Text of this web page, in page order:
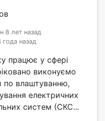
8 лет назад
назад
працює у сфері
виконуємо
по влаштуванню,
електричних
систем (СКС...